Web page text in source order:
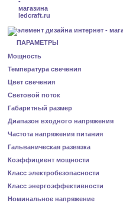
ПАРАМЕТРЫ
Мощность
Температура свечения
Цвет свечения
Световой поток
Габаритный размер
Диапазон входного напряжения
Частота напряжения питания
Гальваническая развязка
Коэффициент мощности
Класс электробезопасности
Класс энергоэффективности
Номинальное напряжение